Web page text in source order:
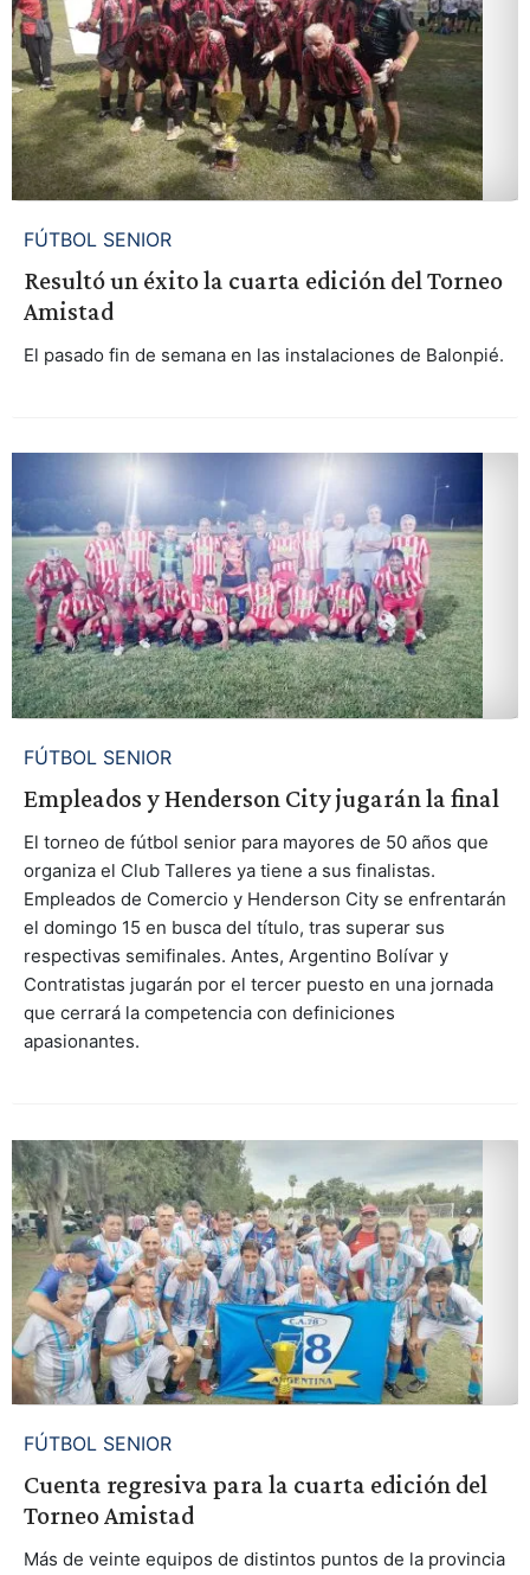
FÚTBOL SENIOR
Resultó un éxito la cuarta edición del Torneo
Amistad
El pasado fin de semana en las instalaciones de Balonpié.
FÚTBOL SENIOR
Empleados y Henderson City jugarán la final
El torneo de fútbol senior para mayores de 50 años que
organiza el Club Talleres ya tiene a sus finalistas.
Empleados de Comercio y Henderson City se enfrentarán
el domingo 15 en busca del título, tras superar sus
respectivas semifinales. Antes, Argentino Bolívar y
Contratistas jugarán por el tercer puesto en una jornada
que cerrará la competencia con definiciones
apasionantes.
FÚTBOL SENIOR
Cuenta regresiva para la cuarta edición del
Torneo Amistad
Más de veinte equipos de distintos puntos de la provincia